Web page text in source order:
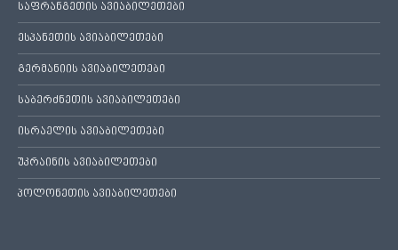
საფრანგეთის ავიაბილეთები
ესპანეთის ავიაბილეთები
გერმანიის ავიაბილეთები
საბერძნეთის ავიაბილეთები
ისრაელის ავიაბილეთები
უკრაინის ავიაბილეთები
პოლონეთის ავიაბილეთები